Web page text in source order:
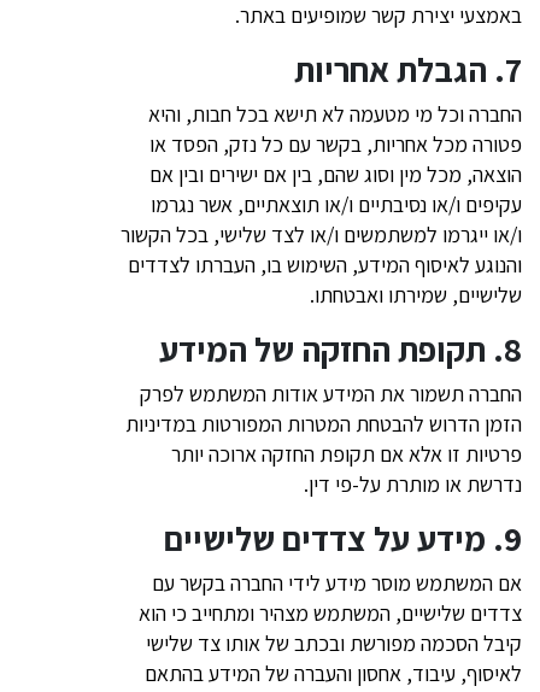
באמצעי יצירת קשר שמופיעים באתר.
7. הגבלת אחריות
החברה וכל מי מטעמה לא תישא בכל חבות, והיא
פטורה מכל אחריות, בקשר עם כל נזק, הפסד או
הוצאה, מכל מין וסוג שהם, בין אם ישירים ובין אם
עקיפים ו/או נסיבתיים ו/או תוצאתיים, אשר נגרמו
ו/או ייגרמו למשתמשים ו/או לצד שלישי, בכל הקשור
והנוגע לאיסוף המידע, השימוש בו, העברתו לצדדים
שלישיים, שמירתו ואבטחתו.
8. תקופת החזקה של המידע
החברה תשמור את המידע אודות המשתמש לפרק
הזמן הדרוש להבטחת המטרות המפורטות במדיניות
פרטיות זו אלא אם תקופת החזקה ארוכה יותר
נדרשת או מותרת על-פי דין.
9. מידע על צדדים שלישיים
אם המשתמש מוסר מידע לידי החברה בקשר עם
צדדים שלישיים, המשתמש מצהיר ומתחייב כי הוא
קיבל הסכמה מפורשת ובכתב של אותו צד שלישי
לאיסוף, עיבוד, אחסון והעברה של המידע בהתאם